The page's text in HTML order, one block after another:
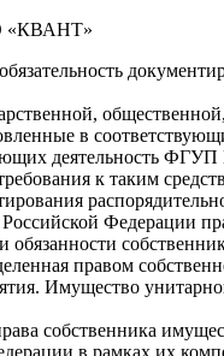
«КВАНТ»
в
деятельность
к таким
Федерации
правом
Имущество
собственника
в рамках их